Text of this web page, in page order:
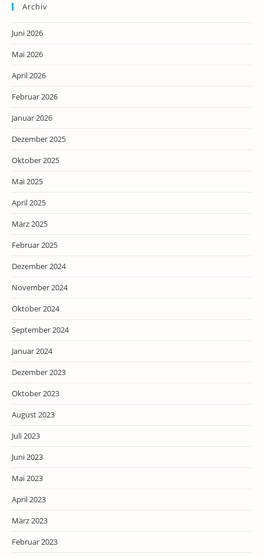
Archiv
Juni 2026
Mai 2026
April 2026
Februar 2026
Januar 2026
Dezember 2025
Oktober 2025
Mai 2025
April 2025
März 2025
Februar 2025
Dezember 2024
November 2024
Oktober 2024
September 2024
Januar 2024
Dezember 2023
Oktober 2023
August 2023
Juli 2023
Juni 2023
Mai 2023
April 2023
März 2023
Februar 2023